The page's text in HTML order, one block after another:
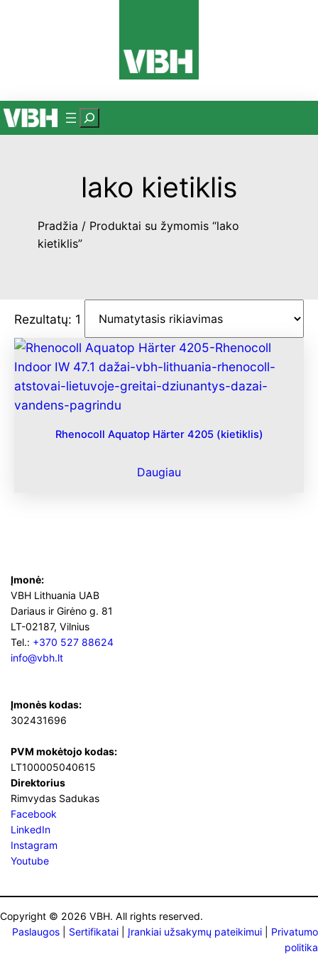
P
a
e
a
lako kietiklis
Pradžia / Produktai su žymomis “lako
kietiklis”
Rezultatų: 1
Rhenocoll Aquatop Härter 4205 (kietiklis)
Daugiau
Įmonė:
VBH Lithuania UAB
Dariaus ir Girėno g. 81
LT-02187, Vilnius
Tel.: +370 527 88624
info@vbh.lt
Įmonės kodas:
302431696
PVM mokėtojo kodas:
LT100005040615
Direktorius
Rimvydas Sadukas
Facebook
LinkedIn
Instagram
Youtube
Copyright © 2026 VBH. All rights reserved.
Paslaugos
Sertifikatai Įrankiai užsakymų pateikimui
Privatumo
politika